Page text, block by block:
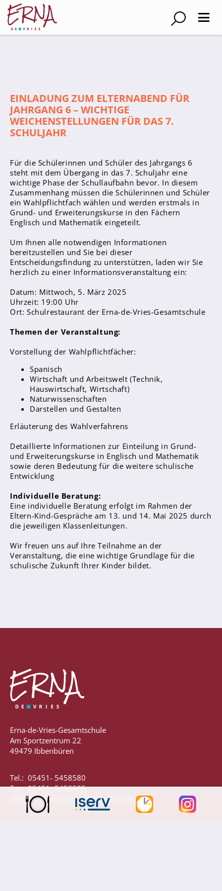
Kollegium
Lehrer*innen
Schulsozialarbeiter
Teams
Schüler*innen
Schüler*innenvertretung
Sporthelfer*innen
Eltern
Förderverein
Elternvertreter*innen
Mitarbeiter*innen
Sekretär*innen
Lehrer*innen Ausbildung
Praktika und Praxissemester
Referendariat
Abschlüsse
Fremdsprachen
Englisch
Spanisch
MINT
Anprechpartner
Konzept für die Berufsberatung in den
Jahrgängen 7 - 10
Kooperationspartner
EINLADUNG ZUM ELTERNABEND FÜR
JAHRGANG 6 – WICHTIGE
WEICHENSTELLUNGEN FÜR DAS 7.
SCHULJAHR
Für die Schülerinnen und Schüler des Jahrgangs 6
steht mit dem Übergang in das 7. Schuljahr eine
wichtige Phase der Schullaufbahn bevor. In diesem
Zusammenhang müssen die Schülerinnen und Schüler
ein Wahlpflichtfach wählen und werden erstmals in
Grund- und Erweiterungskurse in den Fächern
Englisch und Mathematik eingeteilt.
Um Ihnen alle notwendigen Informationen
bereitzustellen und Sie bei dieser
Entscheidungsfindung zu unterstützen, laden wir Sie
herzlich zu einer Informationsveranstaltung ein:
Datum: Mittwoch, 5. März 2025
Uhrzeit: 19:00 Uhr
Ort: Schulrestaurant der Erna-de-Vries-Gesamtschule
Themen der Veranstaltung:
Vorstellung der Wahlpflichtfächer:
Spanisch
Wirtschaft und Arbeitswelt (Technik,
Hauswirtschaft, Wirtschaft)
Naturwissenschaften
Darstellen und Gestalten
Erläuterung des Wahlverfahrens
Detaillierte Informationen zur Einteilung in Grund-
und Erweiterungskurse in Englisch und Mathematik
sowie deren Bedeutung für die weitere schulische
Entwicklung
Individuelle Beratung:
Eine individuelle Beratung erfolgt im Rahmen der
Eltern-Kind-Gespräche am 13. und 14. Mai 2025 durch
die jeweiligen Klassenleitungen.
Wir freuen uns auf Ihre Teilnahme an der
Veranstaltung, die eine wichtige Grundlage für die
schulische Zukunft Ihrer Kinder bildet.
Erna-de-Vries-Gesamtschule
Am Sportzentrum 22
49479 Ibbenbüren
Tel.: 05451- 5458580
Fax: 05451- 5458585
Mail: info@erna-de-vries-gesamtschule.de